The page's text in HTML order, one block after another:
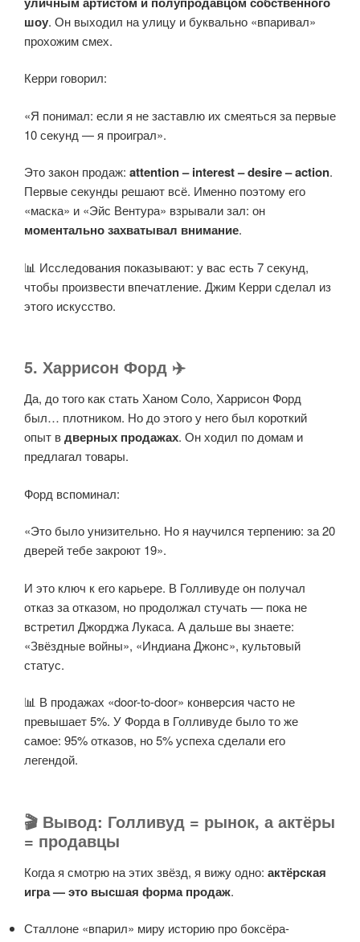
шоу. Он выходил на улицу и буквально «впаривал»
прохожим смех.
Керри говорил:
«Я понимал: если я не заставлю их смеяться за первые
10 секунд — я проиграл».
Это закон продаж: attention – interest – desire – action.
Первые секунды решают всё. Именно поэтому его
«маска» и «Эйс Вентура» взрывали зал: он
моментально захватывал внимание.
📊 Исследования показывают: у вас есть 7 секунд,
чтобы произвести впечатление. Джим Керри сделал из
этого искусство.
5. Харрисон Форд ✈️
Да, до того как стать Ханом Соло, Харрисон Форд
был… плотником. Но до этого у него был короткий
опыт вдверных продажах. Он ходил по домам и
предлагал товары.
Форд вспоминал:
«Это было унизительно. Но я научился терпению: за 20
дверей тебе закроют 19».
И это ключ к его карьере. В Голливуде он получал
отказ за отказом, но продолжал стучать — пока не
встретил Джорджа Лукаса. А дальше вы знаете:
«Звёздные войны», «Индиана Джонс», культовый
статус.
📊 В продажах «door-to-door» конверсия часто не
превышает 5%. У Форда в Голливуде было то же
самое: 95% отказов, но 5% успеха сделали его
легендой.
🎬 Вывод: Голливуд = рынок, а актёры
= продавцы
Когда я смотрю на этих звёзд, я вижу одно: актёрская
игра — это высшая форма продаж.
Сталлоне «впарил» миру историю про боксёра-